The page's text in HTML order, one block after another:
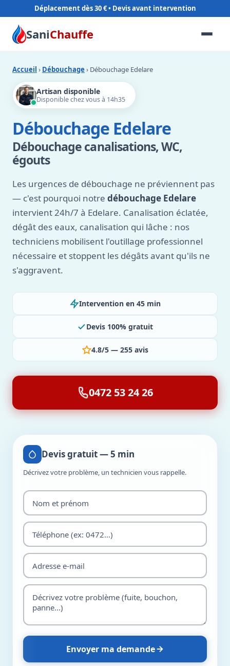
Déplacement dès 30 €
SaniChauffe
Accueil › Débouchage › Débouchage Edelare
Artisan disponible
Disponible chez vous à 14h35
Débouchage Edelare
Débouchage canalisations, WC,
égouts
Les urgences de débouchage ne préviennent pas
— c'est pourquoi notre débouchage Edelare
intervient 24h/7 à Edelare. Canalisation éclatée,
dégât des eaux, canalisation qui lâche : nos
techniciens mobilisent l'outillage professionnel
nécessaire et stoppent les dégâts avant qu'ils ne
s'aggravent.
Intervention en 45 min
Devis 100% gratuit
4.8/5 — 255 avis
0472 53 24 26
Devis gratuit — 5 min
Décrivez votre problème, un technicien vous rappelle.
Envoyer ma demande